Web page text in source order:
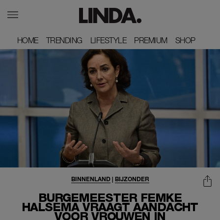
HOME
HOME TRENDING
TRENDING LIFESTYLE
LIFESTYLE PREMIUM
PREMIUM SHOP
SHOP
BURGEMEESTER FEMKE
HALSEMA VRAAGT AANDACHT
VOOR VROUWEN IN
BINNENLAND| BIJZONDER